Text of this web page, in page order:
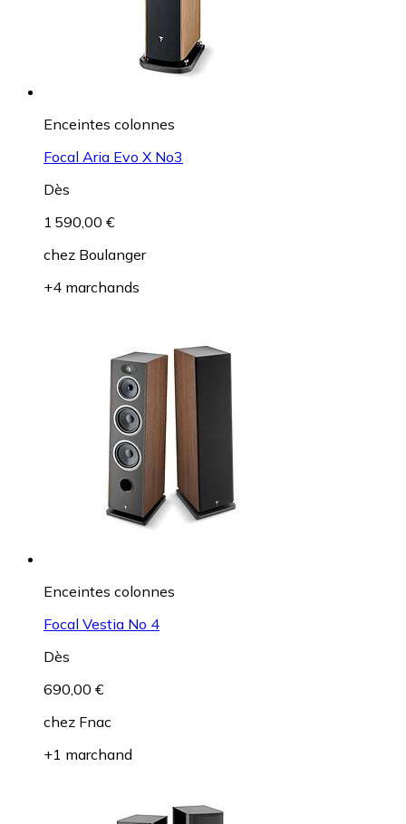
Enceintes colonnes
Focal Aria Evo X No3
Dès
1 590,00 €
chez Boulanger
+4 marchands
Enceintes colonnes
Focal Vestia No 4
Dès
690,00 €
chez Fnac
+1 marchand